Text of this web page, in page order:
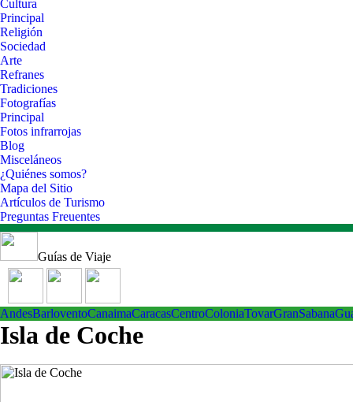
Cultura
Principal
Religión
Sociedad
Arte
Refranes
Tradiciones
Fotografías
Principal
Fotos infrarrojas
Blog
Misceláneos
¿Quiénes somos?
Mapa del Sitio
Artículos de Turismo
Preguntas Freuentes
Guías de Viaje
AndesBarloventoCanaimaCaracasCentroColoniaTovarGranSabana
Isla de Coche